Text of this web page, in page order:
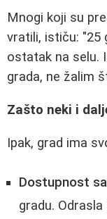
Mnogi koji su
vratili, ističu: "25
ostatak na selu.
grada, ne žalim
Zašto neki i
Ipak, grad ima
Dostupnost
gradu.